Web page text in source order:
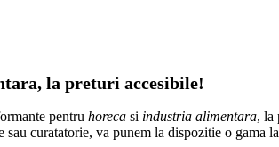
la preturi accesibile!
pentru horeca si industria alimentara, la
curatatorie, va punem la dispozitie o gama